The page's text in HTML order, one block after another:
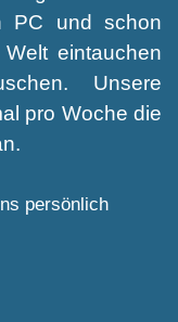
PC und schon
eintauchen
Unsere
pro Woche die
persönlich